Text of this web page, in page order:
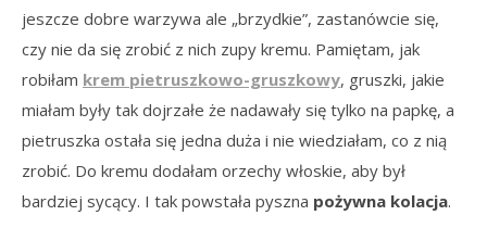
jeszcze dobre warzywa ale „brzydkie”, zastanówcie się,
czy nie da się zrobić z nich zupy kremu. Pamiętam, jak
robiłam krem pietruszkowo-gruszkowy, gruszki, jakie
miałam były tak dojrzałe że nadawały się tylko na papkę, a
pietruszka ostała się jedna duża i nie wiedziałam, co z nią
zrobić. Do kremu dodałam orzechy włoskie, aby był
bardziej sycący. I tak powstała pyszna pożywna kolacja.